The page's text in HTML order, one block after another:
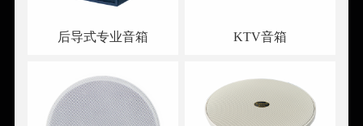
后导式专业音箱 KTV音箱